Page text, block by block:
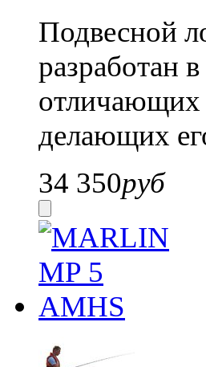
Подвесной
разработан
отличающих
делающих
34 350руб